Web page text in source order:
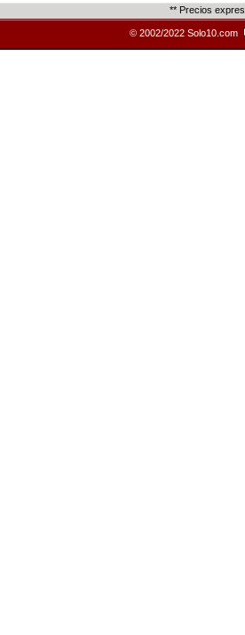
** Precios
© 2002/2022 Solo10.com